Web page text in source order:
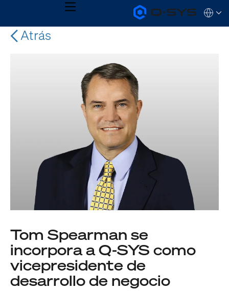
Q-
SYS
MENU
QSYS.com (English)
India (English)
Atrás
Tom Spearman se
incorpora a Q-SYS como
vicepresidente de
desarrollo de negocio